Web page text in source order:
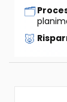
🗂️
🐷